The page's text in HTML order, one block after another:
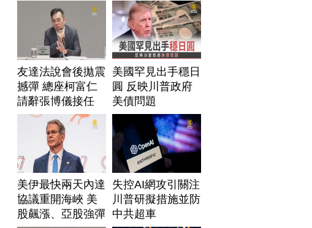
友達法說會後拋震
撼彈 總座柯富仁
請辭張博儀接任
美國罕見出手穩日
圓 反映川普政府
美債問題
美伊最快兩天內達
協議重開海峽 美
股飆漲、亞股強彈
失控AI網攻引關注
川普研擬措施並防
中共超車